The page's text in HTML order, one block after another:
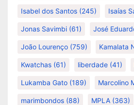
Isabel dos Santos (245) Isaías
Jonas Savimbi (61) José
João Lourenço (759) Kamalata
Kwatchas (61) liberdade (41)
Lukamba Gato (189) Marcolino
marimbondos (88) MPLA (363)